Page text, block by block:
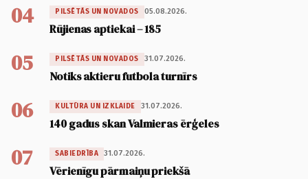
04 PILSĒTĀS UN NOVADOS 05.08.2026.
Rūjienas aptiekai – 185
05 PILSĒTĀS UN NOVADOS 31.07.2026.
Notiks aktieru futbola turnīrs
06 KULTŪRA UN IZKLAIDE 31.07.2026.
140 gadus skan Valmieras ērģeles
07 SABIEDRĪBA 31.07.2026.
Vērienīgu pārmaiņu priekšā